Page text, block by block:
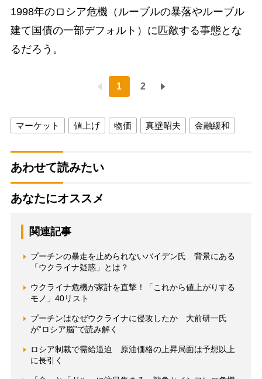
1998年のロシア危機（ルーブルの暴落やルーブル
建て国債の一部デフォルト）に匹敵する事態とな
るだろう。
1 2
マーケット 値上げ 物価 真壁昭夫 金融緩和
あわせて読みたい
あなたにオススメ
関連記事
プーチンの暴走を止められないバイデン氏 背景にある
「ウクライナ疑惑」とは？
ウクライナ危機が家計を直撃！「これから値上がりする
モノ」40リスト
プーチンはなぜウクライナに侵攻したか 大前研一氏
が“ロシア脳”で読み解く
ロシア制裁で需給逼迫 原油価格の上昇局面は予想以上
に長引く